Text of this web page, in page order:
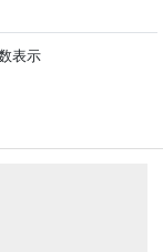
表示